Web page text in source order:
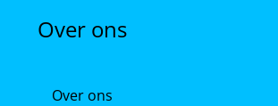
Over ons
Over ons